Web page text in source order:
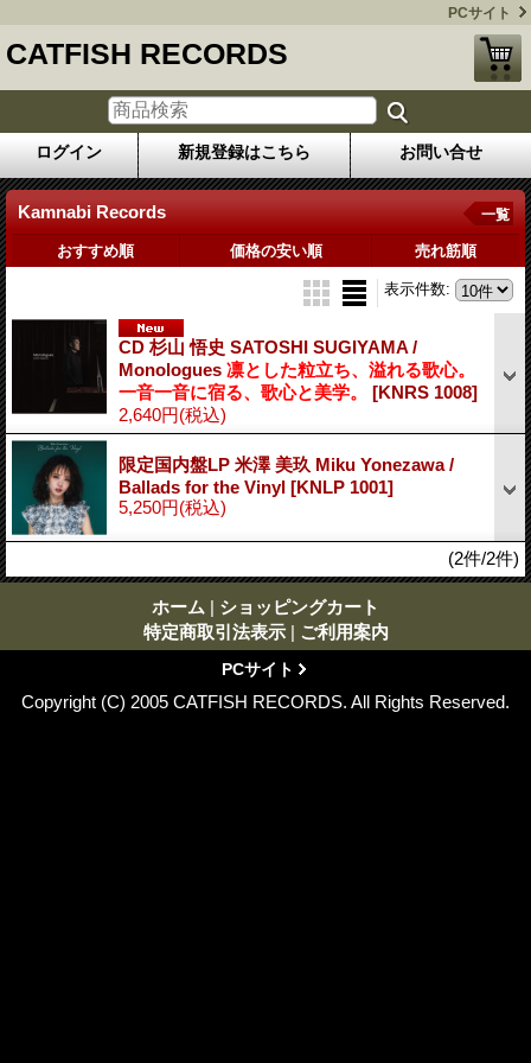
PCサイト
CATFISH RECORDS
ログイン 新規登録はこちら お問い合せ
Kamnabi Records 一覧
おすすめ順 価格の安い順 売れ筋順
表示件数:
CD 杉山 悟史 SATOSHI SUGIYAMA /
Monologues 凛とした粒立ち、溢れる歌心。
一音一音に宿る、歌心と美学。
[KNRS 1008]
2,640円(税込)
限定国内盤LP 米澤 美玖 Miku Yonezawa /
Ballads for the Vinyl [KNLP 1001]
5,250円(税込)
(2件/2件)
ホーム | ショッピングカート
特定商取引法表示 | ご利用案内
PCサイト
Copyright (C) 2005 CATFISH RECORDS. All Rights Reserved.